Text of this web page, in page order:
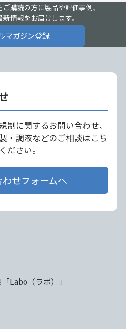
購読の方に製品や評価事例、
情報をお届けします。
マガジン登録
制に関するお問い合わせ、
・調液などのご相談はこち
ださい。
せフォームへ
Labo（ラボ）」